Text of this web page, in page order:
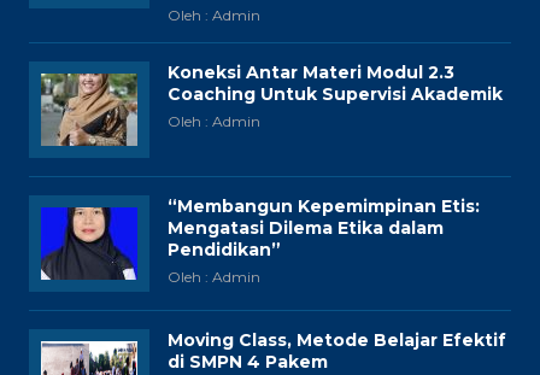
Oleh : Admin
Koneksi Antar Materi Modul 2.3
Coaching Untuk Supervisi Akademik
Oleh : Admin
“Membangun Kepemimpinan Etis:
Mengatasi Dilema Etika dalam
Pendidikan”
Oleh : Admin
Moving Class, Metode Belajar Efektif
di SMPN 4 Pakem